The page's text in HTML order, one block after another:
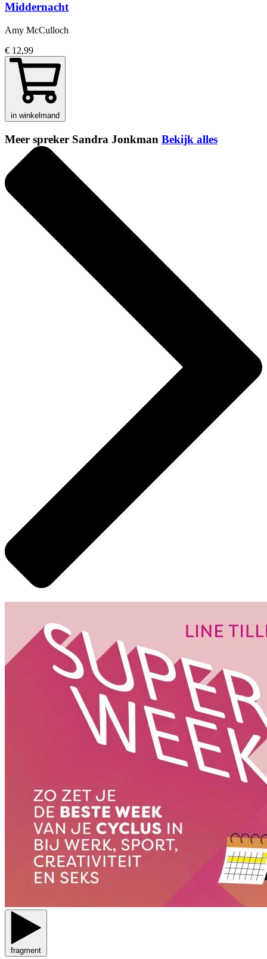
Middernacht
Amy McCulloch
€ 12,99
in winkelmand
Meer spreker Sandra Jonkman Bekijk alles
fragment